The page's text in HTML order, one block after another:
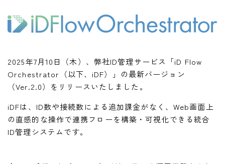
2025年7月10日（木）、弊社ID管理サービス「iD Flow
Orchestrator（以下、iDF）」の最新バージョン
（Ver.2.0）をリリースいたしました。
iDFは、ID数や接続数による追加課金がなく、Web画面上
の直感的な操作で連携フローを構築・可視化できる統合
ID管理システムです。